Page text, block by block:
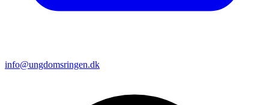
info@ungdomsringen.dk